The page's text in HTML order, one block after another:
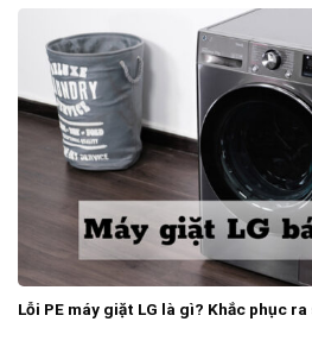
Lỗi PE máy giặt LG là gì? Khắc phục ra